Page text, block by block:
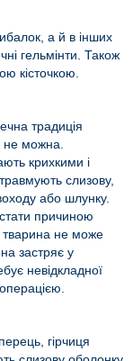
а й в інших
гельмінти. Також
кісточкою.
традиція
не можна.
крихкими і
слизову,
або шлунку.
причиною
тварина не може
застряє у
невідкладної
гірчиця